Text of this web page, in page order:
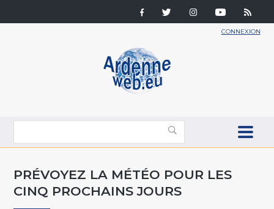
CONNEXION
PRÉVOYEZ LA MÉTÉO POUR LES
CINQ PROCHAINS JOURS